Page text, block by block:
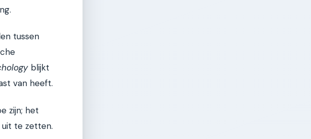
tussen
blijkt
van heeft.
zijn; het
te zetten.